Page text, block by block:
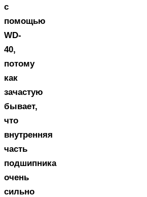
с
помощью
WD-
40,
потому
как
зачастую
бывает,
что
внутренняя
часть
подшипника
очень
сильно